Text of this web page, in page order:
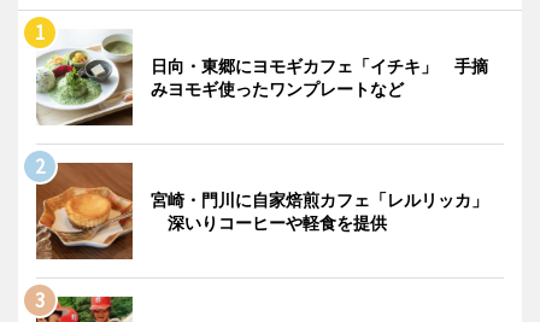
日向・東郷にヨモギカフェ「イチキ」 手摘
みヨモギ使ったワンプレートなど
宮崎・門川に自家焙煎カフェ「レルリッカ」
深いりコーヒーや軽食を提供